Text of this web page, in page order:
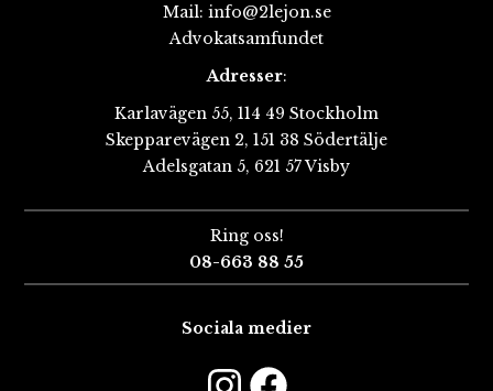
Mail: info@2lejon.se
Advokatsamfundet
Adresser:
Karlavägen 55, 114 49 Stockholm
Skepparevägen 2, 151 38 Södertälje
Adelsgatan 5, 621 57 Visby
Ring oss!
08-663 88 55
Sociala medier